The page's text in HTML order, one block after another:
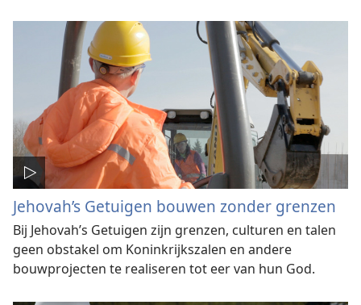
Jehovah’s Getuigen bouwen zonder grenzen
Bij Jehovah’s Getuigen zijn grenzen, culturen en talen
geen obstakel om Koninkrijkszalen en andere
bouwprojecten te realiseren tot eer van hun God.